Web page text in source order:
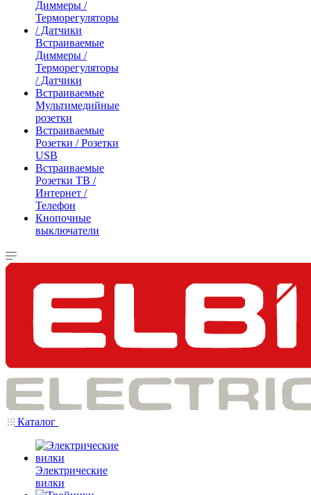
Встраиваемые
Диммеры /
Терморегуляторы
/ Датчики
Встраиваемые
Мультимедийные
розетки
Встраиваемые
Розетки / Розетки
USB
Встраиваемые
Розетки ТВ /
Интернет /
Телефон
Кнопочные
выключатели
Каталог
Электрические
вилки